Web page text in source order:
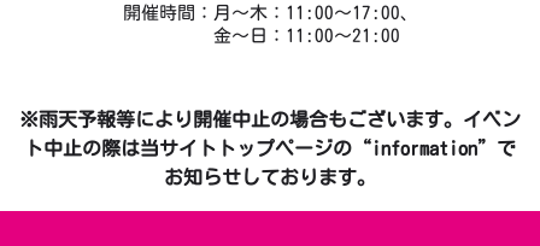
開催時間：月～木：11:00～17:00、
金～日：11:00～21:00
※雨天予報等により開催中止の場合もございます。イベン
ト中止の際は当サイトトップページの“information”で
お知らせしております。